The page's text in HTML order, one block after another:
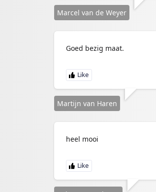
Marcel van de Weyer
Goed bezig maat.
Martijn van Haren
heel mooi